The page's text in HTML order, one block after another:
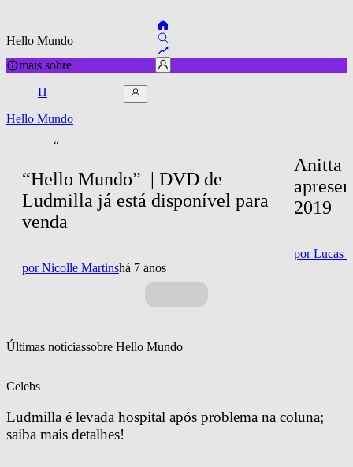
Hello Mundo
mais sobre
H
Hello Mundo
“
“Hello Mundo”  | DVD de
Ludmilla já está disponível para
venda
porNicolle Martinshá 7 anos
Anitta
2019
porLucas
Últimas notíciassobre Hello Mundo
Celebs
Ludmilla é levada hospital após problema na coluna;
saiba mais detalhes!